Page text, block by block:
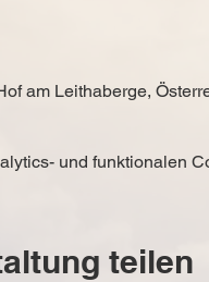
am Leithaberge,
und funktionalen
teilen